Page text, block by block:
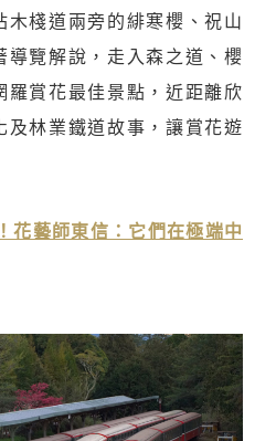
棧道兩旁的緋寒櫻、祝山
導覽解說，走入森之道、櫻
羅賞花最佳景點，近距離欣
及林業鐵道故事，讓賞花遊
花藝師東信：它們在極端中